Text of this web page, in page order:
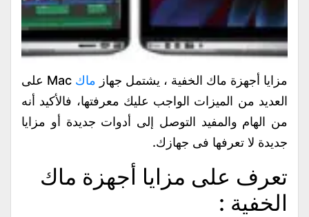
مزايا أجهزة ماك الخفية ، يشتمل جهاز ماك
Mac على
العديد من الميزات الواجب عليك معرفتها، فالأكيد أنه
من الهام والمفيد التوصل إلى أدوات جديدة أو مزايا
جديدة لا تعرفها فى جهازك.
تعرف على مزايا أجهزة ماك
الخفية :